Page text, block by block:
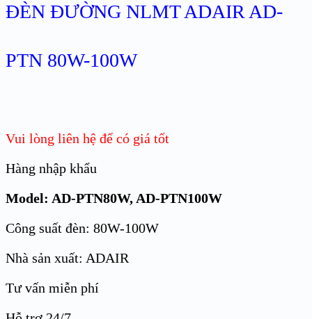
ĐÈN ĐƯỜNG NLMT ADAIR AD-
PTN 80W-100W
Vui lòng liên hệ để có giá tốt
Hàng nhập khẩu
Model: AD-PTN80W, AD-PTN100W
Công suất đèn: 80W-100W
Nhà sản xuất: ADAIR
Tư vấn miễn phí